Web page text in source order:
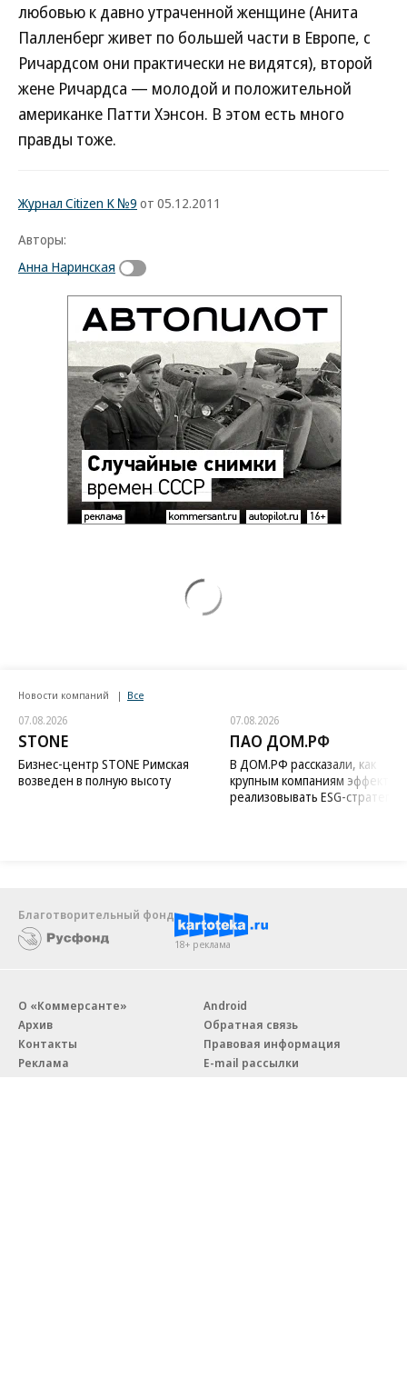
любовью к давно утраченной женщине (Анита
Палленберг живет по большей части в Европе, c
Ричардсом они практически не видятся), второй
жене Ричардса — молодой и положительной
американке Патти Хэнсон. В этом есть много
правды тоже.
Журнал Citizen K №9 от 05.12.2011
Авторы:
Анна Наринская
Новости компаний Все
07.08.2026
STONE
Бизнес-центр STONE Римская
возведен в полную высоту
07.08.2026
ПАО ДОМ.РФ
В ДОМ.РФ рассказали, как
крупным компаниям
реализовывать ESG-стратегию
Благотворительный фонд
18+ реклама
О «Коммерсанте»
Архив
Контакты
Реклама
Android
Обратная связь
Правовая информация
E-mail рассылки